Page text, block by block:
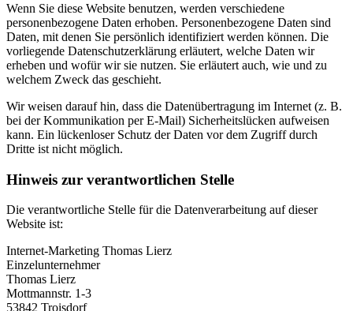
Wenn Sie diese Website benutzen, werden verschiedene
personenbezogene Daten erhoben. Personenbezogene Daten sind
Daten, mit denen Sie persönlich identifiziert werden können. Die
vorliegende Datenschutzerklärung erläutert, welche Daten wir
erheben und wofür wir sie nutzen. Sie erläutert auch, wie und zu
welchem Zweck das geschieht.
Wir weisen darauf hin, dass die Datenübertragung im Internet (z. B.
bei der Kommunikation per E-Mail) Sicherheitslücken aufweisen
kann. Ein lückenloser Schutz der Daten vor dem Zugriff durch
Dritte ist nicht möglich.
Hinweis zur verantwortlichen Stelle
Die verantwortliche Stelle für die Datenverarbeitung auf dieser
Website ist:
Internet-Marketing Thomas Lierz
Einzelunternehmer
Thomas Lierz
Mottmannstr. 1-3
53842 Troisdorf